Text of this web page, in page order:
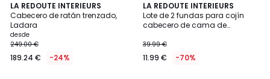
LA REDOUTE INTERIEURS
Cabecero de ratán trenzado,
Ladara
desde
249.00 €
189.24 € -24%
4,4
/ 5
LA REDOUTE INTERIEURS
Lote de 2 fundas para cojín
cabecero de cama de
39.99 €
11.99 € -70%
4,2
/ 5
4
Colores